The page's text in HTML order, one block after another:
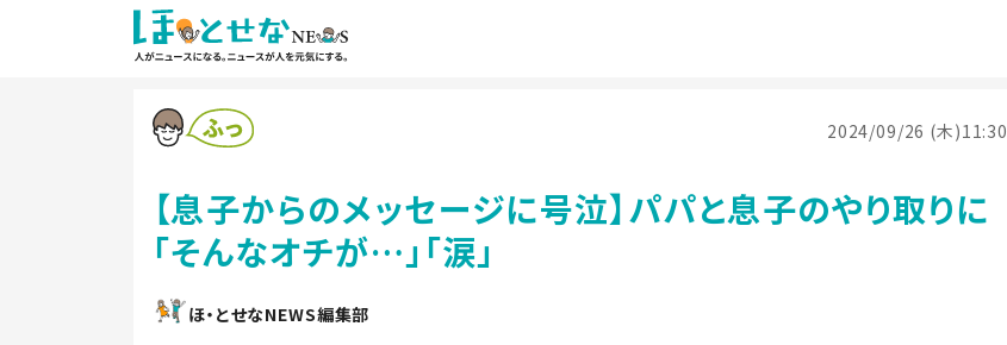
2024/09/26 (木)11:30
【息子からのメッセージに号泣】パパと息子のやり取りに
「そんなオチが…」「涙」
ほ・とせなNEWS編集部